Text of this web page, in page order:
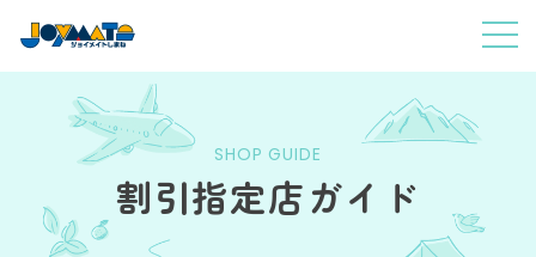
SHOP GUIDE
割引指定店ガイド